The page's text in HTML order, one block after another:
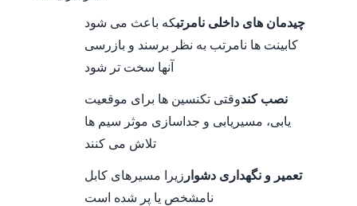
چیدمان های داخلی نامرتبکه باعث می شود
کابینت ها نامرتب به نظر برسند و بازرسی
آنها سخت تر شود
نصب کندوقتی تکنسین ها برای موقعیت
یابی، مسیریابی و جداسازی موثر سیم ها
تلاش می کنند
تعمیر و نگهداری دشوار زیرا مسیرهای کابل
نامشخص یا پر شده است